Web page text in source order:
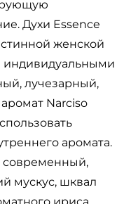
Духи Essence
женской
индивидуальными
лучезарный,
Narciso
аромата.
современный,
мускус, шквал